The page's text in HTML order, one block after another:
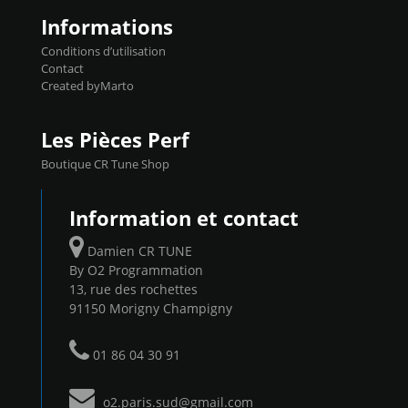
Informations
Conditions d’utilisation
Contact
Created byMarto
Les Pièces Perf
Boutique CR Tune Shop
Information et contact
Damien CR TUNE
By O2 Programmation
13, rue des rochettes
91150 Morigny Champigny
01 86 04 30 91
o2.paris.sud@gmail.com